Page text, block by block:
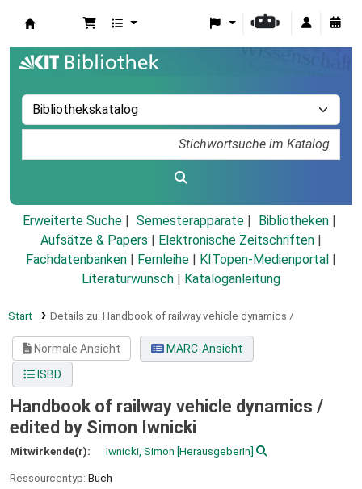
Erweiterte Suche Semesterapparate
Bibliotheken
Aufsätze & Papers
Elektronische Zeitschriften
Fachdatenbanken
Fernleihe KITopen-Medienportal
Literaturwunsch
Kataloganleitung
Start Details zu: Handbook of railway vehicle dynamics /
Normale Ansicht
MARC-Ansicht
ISBD
Handbook of railway vehicle dynamics /
edited by Simon Iwnicki
Mitwirkende(r): Iwnicki, Simon [HerausgeberIn]
Ressourcentyp: Buch